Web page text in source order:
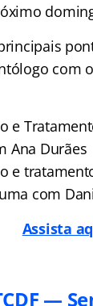
com
e
Ana Durães
e
com
Assista
—